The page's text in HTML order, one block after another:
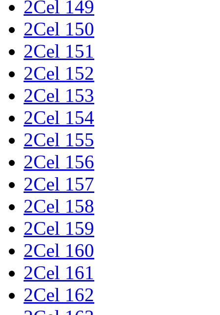
2Cel 149
2Cel 150
2Cel 151
2Cel 152
2Cel 153
2Cel 154
2Cel 155
2Cel 156
2Cel 157
2Cel 158
2Cel 159
2Cel 160
2Cel 161
2Cel 162